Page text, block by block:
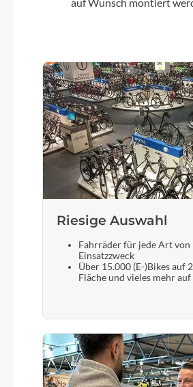
Farbe
blackline
Motor
Bosch Drive Unit Performance
100Nm (BDU38)
Kette
KMC e12
Rücklicht
Gewicht
27,6 kg
auf Wunsch montiert
Riesige Auswahl
Fahrräder für jede Art von
Einsatzzweck
Über 15.000 (E-)Bikes auf
Fläche und vieles mehr auf